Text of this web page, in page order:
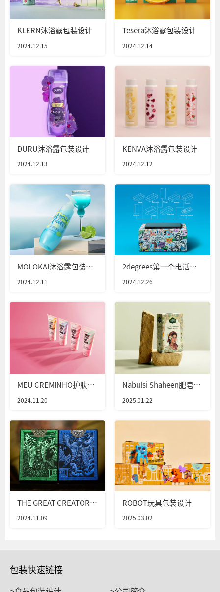
KLERN沐浴露包装设计
2024.12.15
Tesera沐浴露包装设计
2024.12.14
DURU沐浴露包装设计
2024.12.13
KENVA沐浴露包装设计
2024.12.12
MOLOKAI沐浴露包装设
2024.12.11
2degrees第一个电话亭
2024.12.26
MEU CREMINHO护肤品
2024.11.20
Nabulsi Shaheen肥皂包
2025.01.22
THE GREAT CREATOR包
2024.11.09
ROBOT玩具包装设计
2025.03.02
包装快速链接